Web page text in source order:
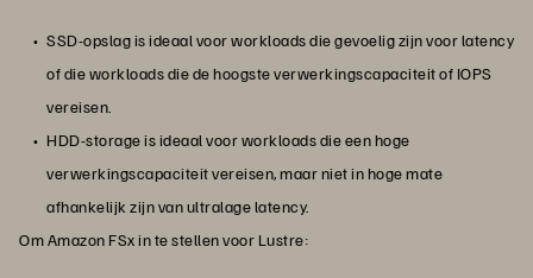
SSD-opslag is ideaal voor workloads die gevoelig zijn voor latency
of die workloads die de hoogste verwerkingscapaciteit of IOPS
vereisen.
HDD-storage is ideaal voor workloads die een hoge
verwerkingscapaciteit vereisen, maar niet in hoge mate
afhankelijk zijn van ultralage latency.
Om Amazon FSx in te stellen voor Lustre: